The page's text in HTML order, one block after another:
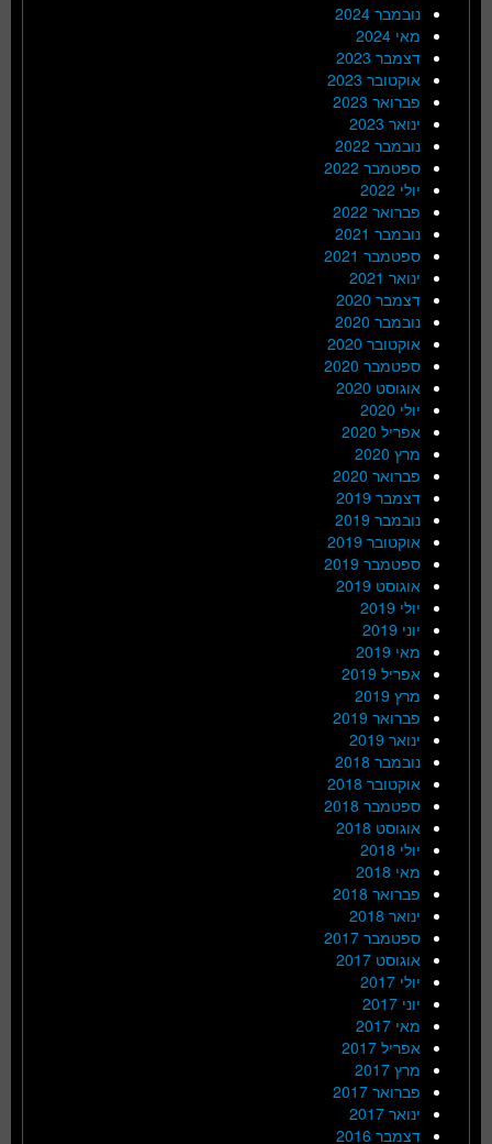
נובמבר 2024
מאי 2024
דצמבר 2023
אוקטובר 2023
פברואר 2023
ינואר 2023
נובמבר 2022
ספטמבר 2022
יולי 2022
פברואר 2022
נובמבר 2021
ספטמבר 2021
ינואר 2021
דצמבר 2020
נובמבר 2020
אוקטובר 2020
ספטמבר 2020
אוגוסט 2020
יולי 2020
אפריל 2020
מרץ 2020
פברואר 2020
דצמבר 2019
נובמבר 2019
אוקטובר 2019
ספטמבר 2019
אוגוסט 2019
יולי 2019
יוני 2019
מאי 2019
אפריל 2019
מרץ 2019
פברואר 2019
ינואר 2019
נובמבר 2018
אוקטובר 2018
ספטמבר 2018
אוגוסט 2018
יולי 2018
מאי 2018
פברואר 2018
ינואר 2018
ספטמבר 2017
אוגוסט 2017
יולי 2017
יוני 2017
מאי 2017
אפריל 2017
מרץ 2017
פברואר 2017
ינואר 2017
דצמבר 2016